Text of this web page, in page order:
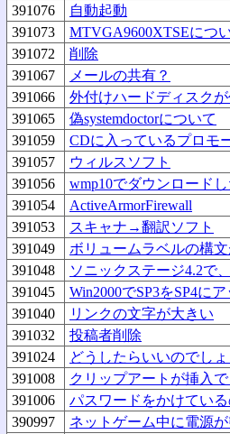
391076
自動起動
391073
MTVGA9600XTSEにつ
391072
削除
391067
メールの共有？
391066
外付けハードディスク
391065
偽systemdoctorについて
391059
CDに入っているプロモ
391057
ウィルスソフト
391056
wmp10でダウンロード
391054
ActiveArmorFirewall
391053
スキャナ→翻訳ソフト
391049
ボリュームラベルの構
391048
ソニックステージ4.2で
391045
Win2000でSP3をSP4に
391040
リンクの文字が大きい
391032
投稿者削除
391024
どうしたらいいのでしょ
391008
クリップアートが挿入
391006
パスワードをかけてい
390997
ネットゲーム中に電源が